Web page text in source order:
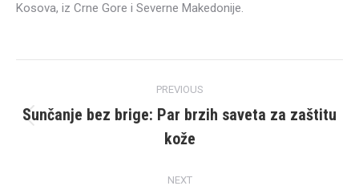
Kosova, iz Crne Gore i Severne Makedonije.
navigation
PREVIOUS
Previous
post:
Sunčanje bez brige: Par brzih saveta za zaštitu
kože
NEXT